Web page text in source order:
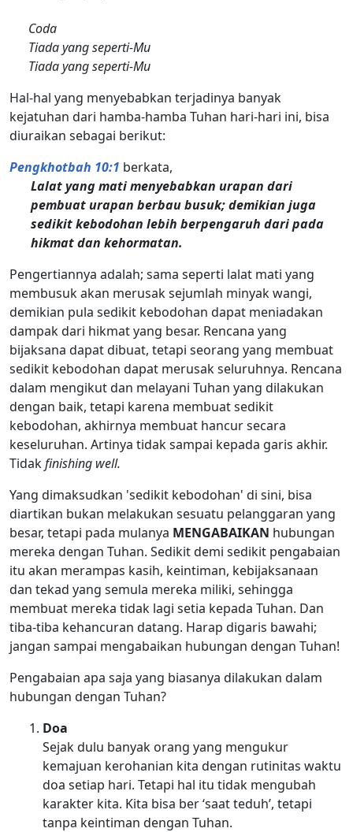
Coda
Tiada yang seperti-Mu
Tiada yang seperti-Mu
Hal-hal yang menyebabkan terjadinya banyak
kejatuhan dari hamba-hamba Tuhan hari-hari ini, bisa
diuraikan sebagai berikut:
Pengkhotbah 10:1 berkata,
Lalat yang mati menyebabkan urapan dari
pembuat urapan berbau busuk; demikian juga
sedikit kebodohan lebih berpengaruh dari pada
hikmat dan kehormatan.
Pengertiannya adalah; sama seperti lalat mati yang
membusuk akan merusak sejumlah minyak wangi,
demikian pula sedikit kebodohan dapat meniadakan
dampak dari hikmat yang besar. Rencana yang
bijaksana dapat dibuat, tetapi seorang yang membuat
sedikit kebodohan dapat merusak seluruhnya. Rencana
dalam mengikut dan melayani Tuhan yang dilakukan
dengan baik, tetapi karena membuat sedikit
kebodohan, akhirnya membuat hancur secara
keseluruhan. Artinya tidak sampai kepada garis akhir.
Tidakfinishing well.
Yang dimaksudkan 'sedikit kebodohan' di sini, bisa
diartikan bukan melakukan sesuatu pelanggaran yang
besar, tetapi pada mulanya MENGABAIKAN hubungan
mereka dengan Tuhan. Sedikit demi sedikit pengabaian
itu akan merampas kasih, keintiman, kebijaksanaan
dan tekad yang semula mereka miliki, sehingga
membuat mereka tidak lagi setia kepada Tuhan. Dan
tiba-tiba kehancuran datang. Harap digaris bawahi;
jangan sampai mengabaikan hubungan dengan Tuhan!
Pengabaian apa saja yang biasanya dilakukan dalam
hubungan dengan Tuhan?
Doa
Sejak dulu banyak orang yang mengukur
kemajuan kerohanian kita dengan rutinitas waktu
doa setiap hari. Tetapi hal itu tidak mengubah
karakter kita. Kita bisa ber ‘saat teduh’, tetapi
tanpa keintiman dengan Tuhan.